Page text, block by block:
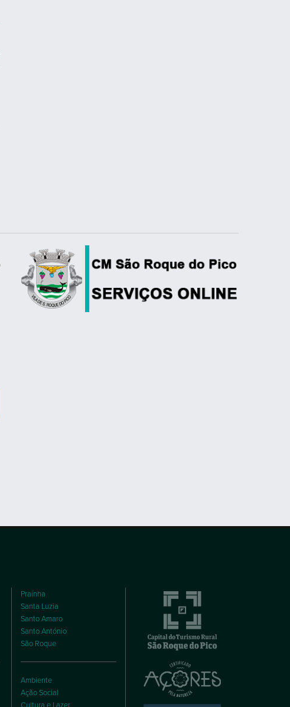
Praínha
Santa Luzia
Santo Amaro
Santo António
São Roque
Ambiente
Ação Social